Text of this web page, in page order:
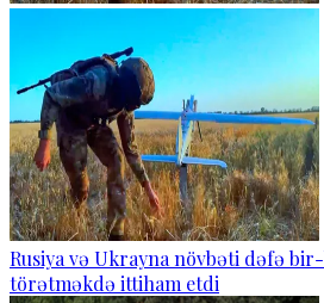
Rusiya və Ukrayna növbəti dəfə
törətməkdə ittiham etdi